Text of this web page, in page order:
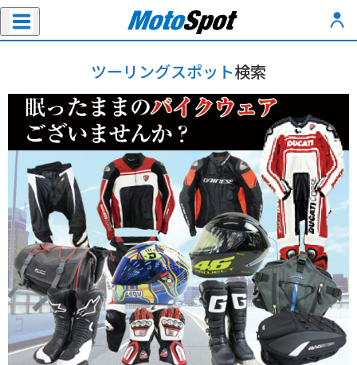
ツーリングスポット検索